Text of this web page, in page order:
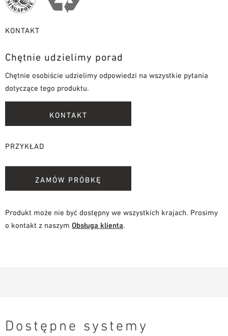
KONTAKT
Chętnie udzielimy porad
Chętnie osobiście udzielimy odpowiedzi na wszystkie pytania
dotyczące tego produktu.
KONTAKT
PRZYKŁAD
ZAMÓW PRÓBKĘ
Produkt może nie być dostępny we wszystkich krajach. Prosimy
o kontakt z naszym Obsługa klienta.
Dostępne systemy